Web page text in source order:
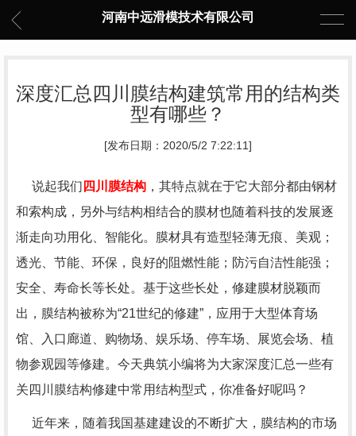
河南中远滑模技术有限公司
深度汇总四川膜结构建筑常用的结构类
型有哪些？
[发布日期：2020/5/2 7:22:11]
说起我们 四川膜结构 ，其特点就在于它大部分都由钢材
和索构成，另外与结构相结合的膜材也随着科技的发展逐
渐走向功用化、智能化。膜材具有造型轻薄无痕、美观；
透光、节能、环保，良好的阻燃性能；防污自洁性能强；
安全、寿命长等长处。基于这些长处，修建膜材脱颖而
出，膜结构被称为“21世纪的修建”，应用于大型体育场
馆、入口廊道、购物场、娱乐场、停车场、展览会场、植
物参观园等修建。今天典筑小编将为大家深度汇总一些有
关四川膜结构修建中常用结构型式，你准备好呢吗？
近年来，随着我国基建建设的不断扩大，膜结构的市场